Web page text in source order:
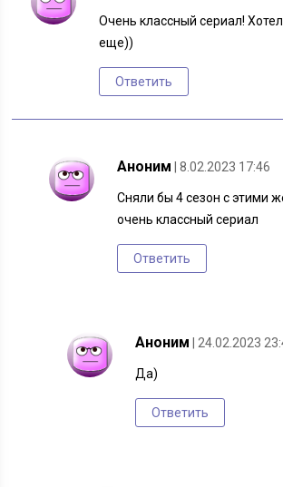
Очень классный сериал!
еще))
Ответить
Аноним | 8.02.2023 17:46
Сняли бы 4 сезон с этими
очень классный сериал
Ответить
Аноним | 24.02.2023
Да)
Ответить